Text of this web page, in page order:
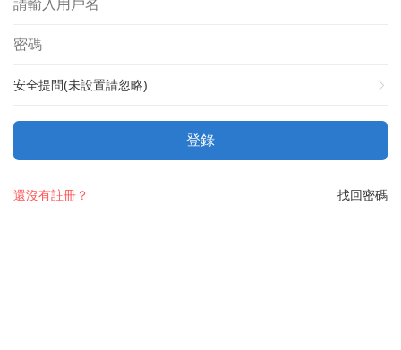
安全提問(未設置請忽略)
登錄
找回密碼
還沒有註冊？